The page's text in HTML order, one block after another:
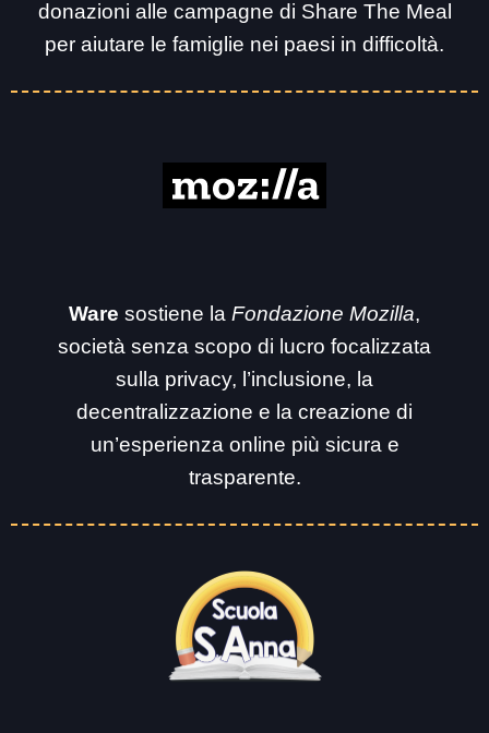
donazioni alle campagne di Share The Meal
per aiutare le famiglie nei paesi in difficoltà.
Ware sostiene la Fondazione Mozilla,
società senza scopo di lucro focalizzata
sulla privacy, l’inclusione, la
decentralizzazione e la creazione di
un’esperienza online più sicura e
trasparente.